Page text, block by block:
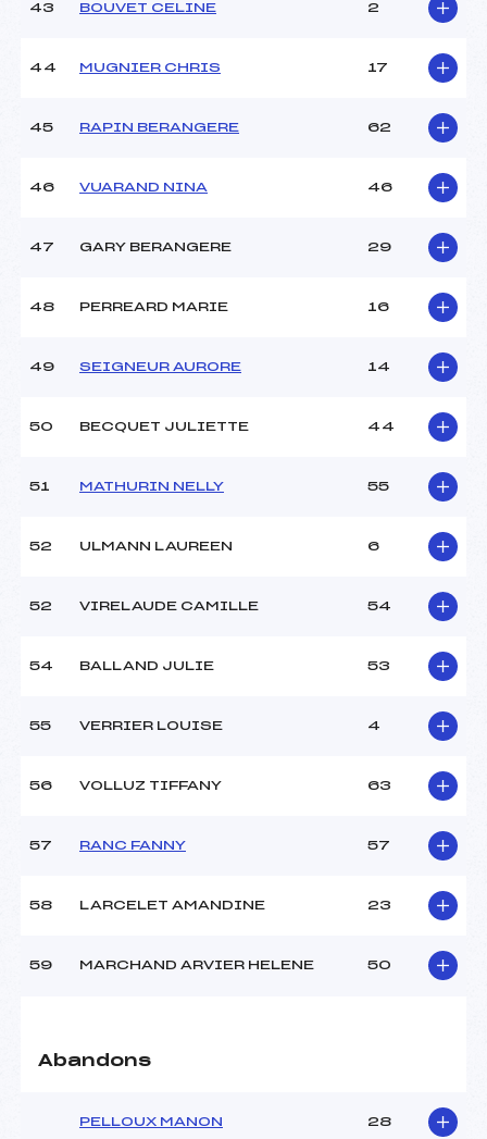
43 BOUVET CELINE 2
44 MUGNIER CHRIS 17
45 RAPIN BERANGERE 62
46 VUARAND NINA 46
47 GARY BERANGERE 29
48 PERREARD MARIE 16
49 SEIGNEUR AURORE 14
50 BECQUET JULIETTE 44
51 MATHURIN NELLY 55
52 ULMANN LAUREEN 6
52 VIRELAUDE CAMILLE 54
54 BALLAND JULIE 53
55 VERRIER LOUISE 4
56 VOLLUZ TIFFANY 63
57 RANC FANNY 57
58 LARCELET AMANDINE 23
59 MARCHAND ARVIER HELENE 50
Abandons
PELLOUX MANON 28